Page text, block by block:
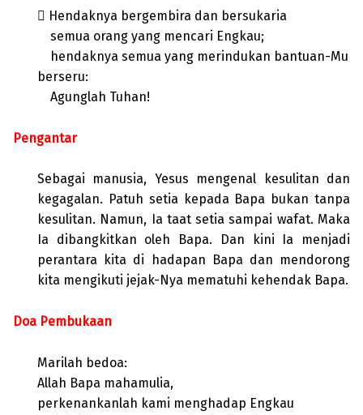
 Hendaknya bergembira dan bersukaria
semua orang yang mencari Engkau;
hendaknya semua yang merindukan bantuan-Mu
berseru:
Agunglah Tuhan!
Pengantar
Sebagai manusia, Yesus mengenal kesulitan dan
kegagalan. Patuh setia kepada Bapa bukan tanpa
kesulitan. Namun, Ia taat setia sampai wafat. Maka
Ia dibangkitkan oleh Bapa. Dan kini Ia menjadi
perantara kita di hadapan Bapa dan mendorong
kita mengikuti jejak-Nya mematuhi kehendak Bapa.
Doa Pembukaan
Marilah bedoa:
Allah Bapa mahamulia,
perkenankanlah kami menghadap Engkau